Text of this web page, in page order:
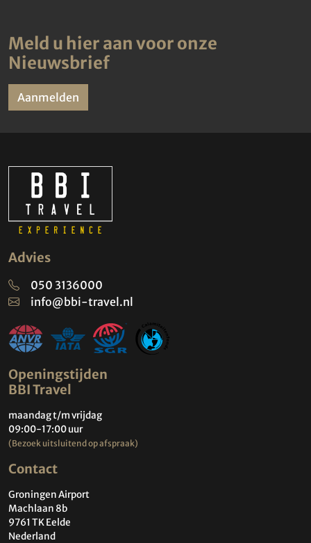
Meld u hier aan voor onze
Nieuwsbrief
Aanmelden
Advies
050 3136000
info@bbi-travel.nl
Openingstijden
BBI Travel
maandag t/m vrijdag
09:00-17:00 uur
(Bezoek uitsluitend op afspraak)
Contact
Groningen Airport
Machlaan 8b
9761 TK Eelde
Nederland